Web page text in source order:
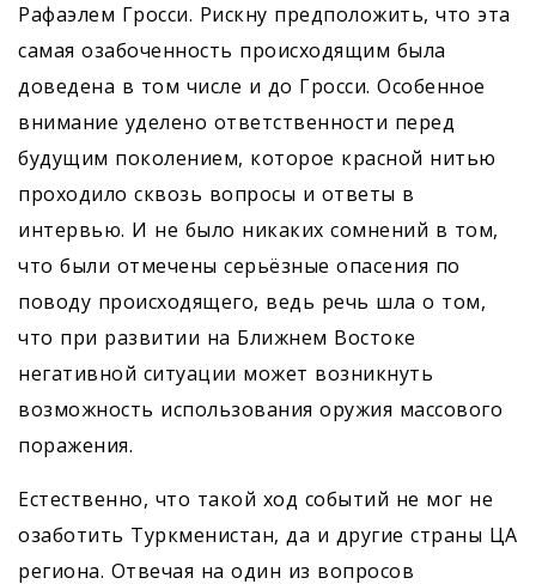
Рафаэлем Гросси. Рискну предположить, что эта
самая озабоченность происходящим была
доведена в том числе и до Гросси. Особенное
внимание уделено ответственности перед
будущим поколением, которое красной нитью
проходило сквозь вопросы и ответы в
интервью. И не было никаких сомнений в том,
что были отмечены серьёзные опасения по
поводу происходящего, ведь речь шла о том,
что при развитии на Ближнем Востоке
негативной ситуации может возникнуть
возможность использования оружия массового
поражения.
Естественно, что такой ход событий не мог не
озаботить Туркменистан, да и другие страны ЦА
региона. Отвечая на один из вопросов